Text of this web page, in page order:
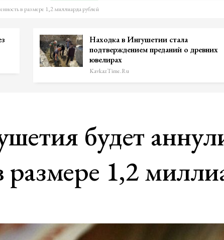
в размере 1,2 миллиарда рублей
Находка в Ингушетии стала
подтверждением преданий о древних
ювелирах
KavkazTime.ru
будет
размере 1,2